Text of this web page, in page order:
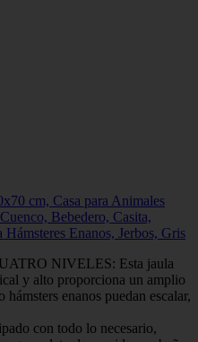
cm, Casa para Animales
Bebedero, Casita,
Enanos, Jerbos, Gris
NIVELES: Esta jaula
y alto proporciona un amplio
hámsters enanos puedan escalar,
con todo lo necesario,